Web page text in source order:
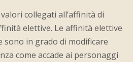
collegati all’affinità di
elettive. Le affinità elettive
sono in grado di modificare
come accade ai personaggi